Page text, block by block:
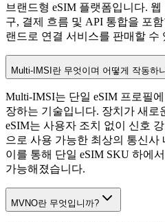
브랜드형 eSIM 플랫폼입니다.
구, 결제 흐름 및 API 통합을 포
랜드로 연결 서비스를 판매할 수
Multi-IMSI란 무엇이며 어떻게 작동하
Multi-IMSI는 단일 eSIM 프로필
장하는 기술입니다. 장치가 새로
eSIM는 사용자 조치 없이 신호
으로 사용 가능한 최상의 통신사
이를 통해 단일 eSIM SKU 하에
가능해졌습니다.
MVNO란 무엇입니까?